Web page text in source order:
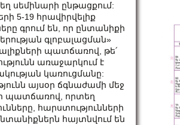
սեմինարի ընթացքում:
5-19 հրավիրվելիք
գրում են, որ ընտանիքի
գլոբալացման»
պատճառով, թե՛
առաջարկում է
կառուցմանը:
այսօր ճգնաժամի մեջ
պատճառով, որտեղ
հարստությունների
հայտնվում են